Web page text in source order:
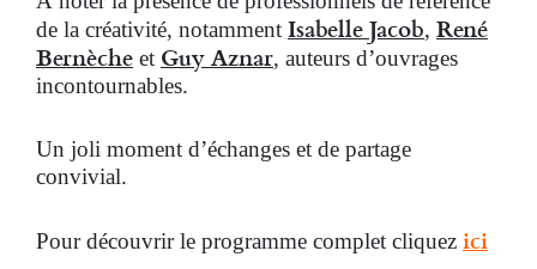
de la créativité, notamment Isabelle Jacob, René
Bernèche et Guy Aznar, auteurs d’ouvrages
incontournables.
Un joli moment d’échanges et de partage
convivial.
Pour découvrir le programme complet cliquez ici